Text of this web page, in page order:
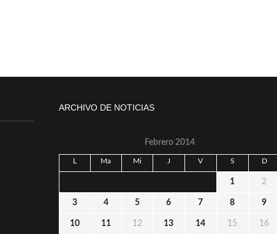
ARCHIVO DE NOTICIAS
Febrero 2014
L Ma Mi J V S D
1 2
3 4 5 6 7 8 9
10 11 12 13 14 15 16